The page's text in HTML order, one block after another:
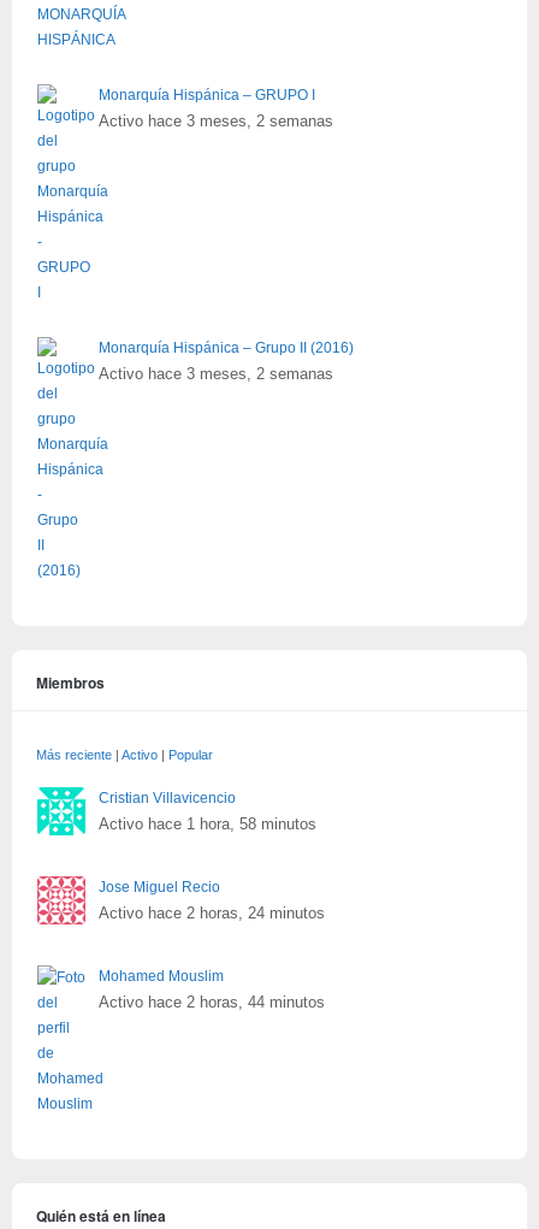
Monarquía Hispánica – GRUPO I
Activo hace 3 meses, 2 semanas
Monarquía Hispánica – Grupo II (2016)
Activo hace 3 meses, 2 semanas
Miembros
Más reciente | Activo | Popular
Cristian Villavicencio
Activo hace 1 hora, 58 minutos
Jose Miguel Recio
Activo hace 2 horas, 24 minutos
Mohamed Mouslim
Activo hace 2 horas, 44 minutos
Quién está en línea